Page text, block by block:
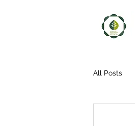
All Posts